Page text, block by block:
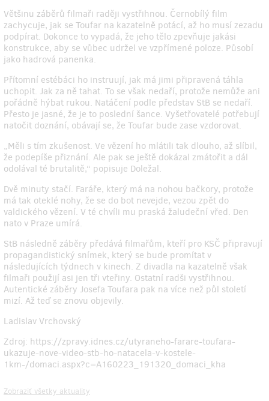
Většinu záběrů filmaři raději vystřihnou. Černobílý film
zachycuje, jak se Toufar na kazatelně potácí, až ho musí zezadu
podpírat. Dokonce to vypadá, že jeho tělo zpevňuje jakási
konstrukce, aby se vůbec udržel ve vzpřímené poloze. Působí
jako hadrová panenka.
Přítomní estébáci ho instruují, jak má jimi připravená táhla
uchopit. Jak za ně tahat. To se však nedaří, protože nemůže ani
pořádně hýbat rukou. Natáčení podle představ StB se nedaří.
Přesto je jasné, že je to poslední šance. Vyšetřovatelé potřebují
natočit doznání, obávají se, že Toufar bude zase vzdorovat.
„Měli s tím zkušenost. Ve vězení ho mlátili tak dlouho, až slíbil,
že podepíše přiznání. Ale pak se ještě dokázal zmátořit a dál
odolával té brutalitě,“ popisuje Doležal.
Dvě minuty stačí. Faráře, který má na nohou bačkory, protože
má tak oteklé nohy, že se do bot nevejde, vezou zpět do
valdického vězení. V té chvíli mu praská žaludeční vřed. Den
nato v ­Praze umírá.
StB následně záběry předává filmařům, kteří pro KSČ připravují
propagandistický snímek, který se bude promítat v
následujících týdnech v kinech. Z divadla na kazatelně však
filmaři použijí asi jen tři vteřiny. Ostatní radši vystřihnou.
Autentické záběry Josefa Toufara pak na více než půl století
mizí. Až teď se znovu objevily.
Ladislav Vrchovský
Zdroj: https://zpravy.idnes.cz/utyraneho-farare-toufara-
ukazuje-nove-video-stb-ho-natacela-v-kostele-
1km-/domaci.aspx?c=A160223_191320_domaci_kha
Zobraziť všetky aktuality